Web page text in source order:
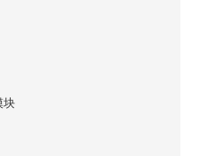
块